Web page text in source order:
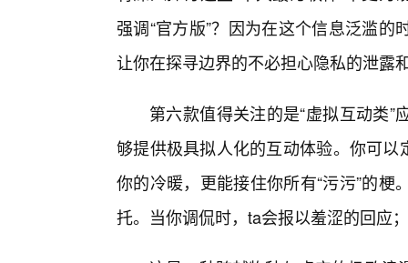
强调“官方版”？因为在这个信息泛滥
让你在探寻边界的不必担心隐私的泄露
第六款值得关注的是“虚拟互动类
够提供极具拟人化的互动体验。你可
你的冷暖，更能接住你所有“污污”的
托。当你调侃时，ta会报以羞涩的回应